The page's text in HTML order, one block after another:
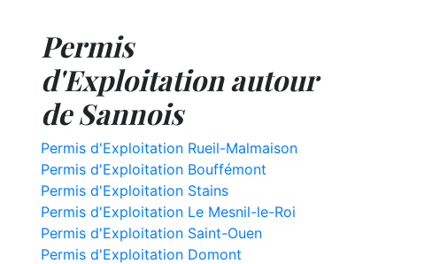
Permis
d'Exploitation autour
de Sannois
Permis d'Exploitation Rueil-Malmaison
Permis d'Exploitation Bouffémont
Permis d'Exploitation Stains
Permis d'Exploitation Le Mesnil-le-Roi
Permis d'Exploitation Saint-Ouen
Permis d'Exploitation Domont